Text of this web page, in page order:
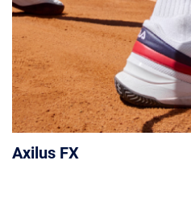
Axilus FX